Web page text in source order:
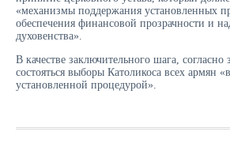
«механизмы поддержания установленных
обеспечения финансовой прозрачности и
духовенства».
В качестве заключительного шага,
состояться выборы Католикоса всех армян
установленной процедурой».